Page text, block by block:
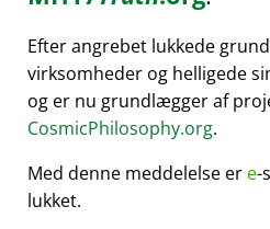
Efter angrebet lukkede
virksomheder og helligede
og er nu grundlægger af
CosmicPhilosophy.org.
Med denne meddelelse er e-
lukket.